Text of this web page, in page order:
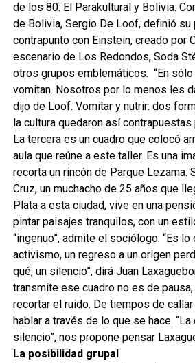
de los 80: El Parakultural y Bolivia.
de Bolivia, Sergio De Loof, definió su
contrapunto con Einstein, creado por
escenario de Los Redondos, Soda
otros grupos emblemáticos. “En
vomitan. Nosotros por lo menos les
dijo de Loof. Vomitar y nutrir: dos
la cultura quedaron así
La tercera es un cuadro que colocó
aula que reúne a este taller. Es una
recorta un rincón de Parque Lezama.
Cruz, un muchacho de 25 años que
Plata a esta ciudad, vive en una
pintar paisajes tranquilos, con un
“ingenuo”, admite el sociólogo. “Es lo
activismo, un regreso a un origen
qué, un silencio”, dirá Juan
transmite ese cuadro no es de
recortar el ruido. De tiempos de callar
hablar a través de lo que se hace.
silencio”, nos propone pensar
La posibilidad grupal